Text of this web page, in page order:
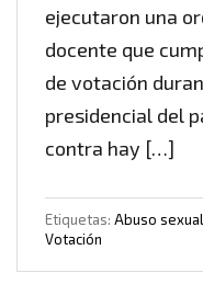
ejecutaron una
docente que
de votación
presidencial del
contra hay […]
Etiquetas: Abuso sexual
Votación